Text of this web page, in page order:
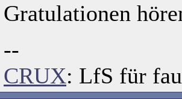
Gratulationen
--
CRUX: LfS für